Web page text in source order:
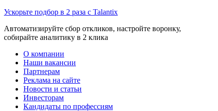
Ускорьте подбор в 2 раза с Talantix
Автоматизируйте сбор откликов, настройте воронку,
собирайте аналитику в 2 клика
О компании
Наши вакансии
Партнерам
Реклама на сайте
Новости и статьи
Инвесторам
Кандидаты по профессиям